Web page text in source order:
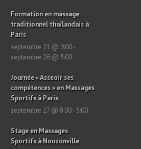
Formation en massage
traditionnel thaïlandais à
Paris
septembre 21 @ 9:00-
septembre 26 @ 5:00
Journée « Asseoir ses
compétences » en Massages
Sportifs à Paris
septembre 27 @ 8:00- 5:00
Stage en Massages
Sportifs à Nouzonville